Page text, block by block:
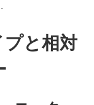
と相対